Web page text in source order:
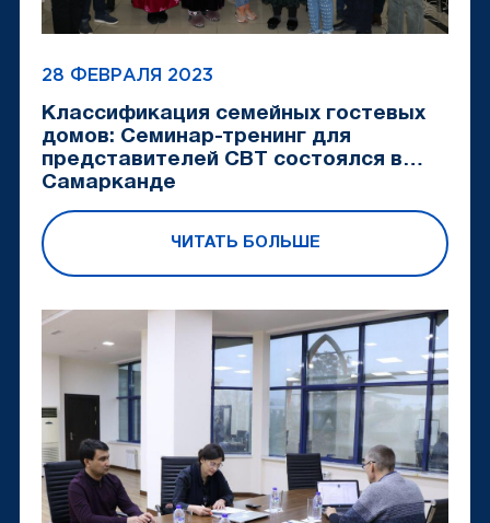
28 ФЕВРАЛЯ 2023
Классификация семейных гостевых
домов: Семинар-тренинг для
представителей CBT состоялся в
Самарканде
ЧИТАТЬ БОЛЬШЕ